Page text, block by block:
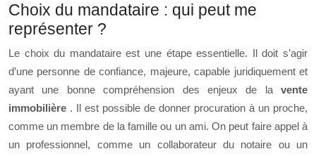
Choix du mandataire : qui peut me
représenter ?
Le choix du mandataire est une étape essentielle. Il doit s’agir
d’une personne de confiance, majeure, capable juridiquement et
ayant une bonne compréhension des enjeux de la vente
immobilière . Il est possible de donner procuration à un proche,
comme un membre de la famille ou un ami. On peut faire appel à
un professionnel, comme un collaborateur du notaire ou un